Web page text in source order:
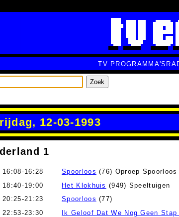
TV PROGRAMMA'S
Zoek
12-03-1993
1
16:08-16:28 Spoorloos (76) Oproep Spoorloos
18:40-19:00
Het Klokhuis (949) Speeltuigen
20:25-21:23
Spoorloos (77)
22:53-23:30
Ik Geloof Dat We Nog Geen